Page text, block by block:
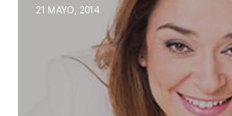
21 MAYO, 2014